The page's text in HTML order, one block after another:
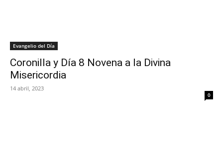
Evangelio del Día
Coronilla y Día 8 Novena a la Divina
Misericordia
14 abril, 2023
0